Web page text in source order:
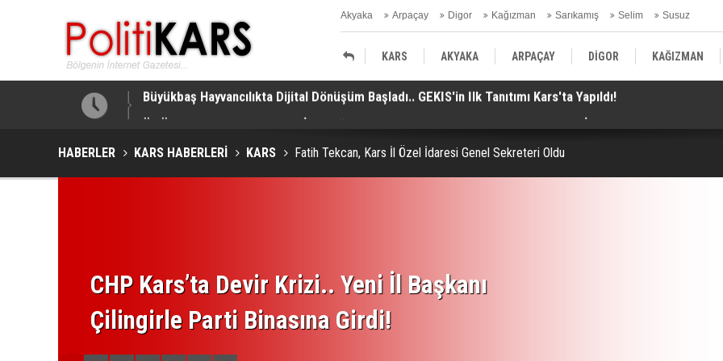
Akyaka Arpaçay Digor Kağızman Sarıkamış Selim Susuz
Kars Gündem
KARS AKYAKA ARPAÇAY DİGOR KAĞIZMAN
SELİM SUSUZ KARS GÜNDEM
Üç Ülkeden Savunmada Yeni İş Birliği.. Anlaşma Mekke'de Düzenlenen Zirvede İmzalandı!
HABERLER KARS HABERLERİ KARS Fatih Tekcan, Kars İl Özel İdaresi Genel Sekreteri Oldu
CHP Kars’ta Devir Krizi.. Yeni İl Başkanı
Çilingirle Parti Binasına Girdi!